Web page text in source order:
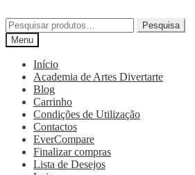
Pesquisa
Menu
Início
Academia de Artes Divertarte
Blog
Carrinho
Condições de Utilização
Contactos
EverCompare
Finalizar compras
Lista de Desejos